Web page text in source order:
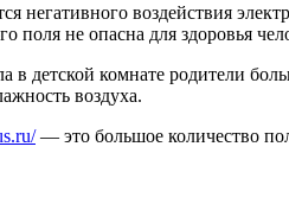
негативного воздействия
поля не опасна для здоровья
в детской комнате родители
воздуха.
— это большое количество